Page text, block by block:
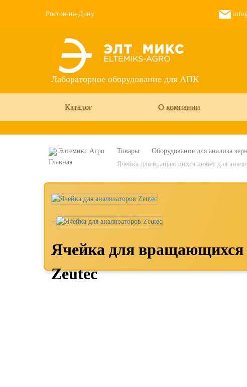
Ростов-на-Дону
Лабораторное оборудование для АПК
Каталог О компании
Элтемикс Агро Товары Оборудование для анализа
Ячейка для вращающихся кювет для
Ячейка для вращающихся
Zeutec